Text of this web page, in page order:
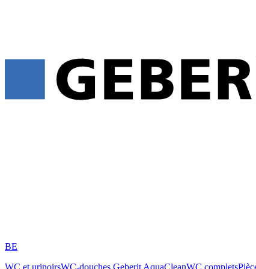
BE
WC et urinoirsWC-douches Geberit AquaCleanWC complets